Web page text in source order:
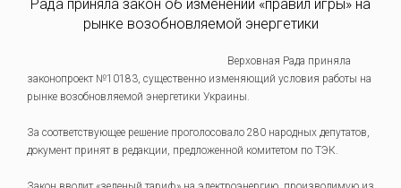
Рада приняла закон об изменении «правил игры» на
рынке возобновляемой энергетики
Верховная Рада приняла
законопроект №10183, существенно изменяющий условия работы на
рынке возобновляемой энергетики Украины.
За соответствующее решение проголосовало 280 народных депутатов,
документ принят в редакции, предложенной комитетом по ТЭК.